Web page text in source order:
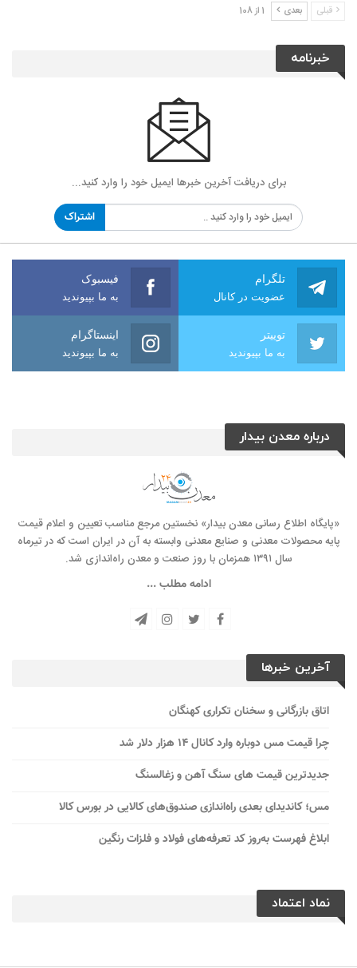
قبلی بعدی 1 از 108
خبرنامه
برای دریافت آخرین خبرها ایمیل خود را وارد کنید...
اشتراک
تلگرام
عضویت در کانال
فیسبوک
به ما بپیوندید
توییتر
به ما بپیوندید
اینستاگرام
به ما بپیوندید
درباره معدن بیدار
«پایگاه اطلاع رسانی معدن بیدار» نخستین مرجع مناسب تعیین و اعلام قیمت
پایه محصولات معدنی و صنایع معدنی وابسته به آن در ایران است که در تیرماه
سال ۱۳۹۱ همزمان با روز صنعت و معدن راه‌‌اندازی شد.
ادامه مطلب ...
آخرین خبرها
اتاق بازرگانی و سخنان تکراری کهنگان
چرا قیمت مس دوباره وارد کانال ۱۴ هزار دلار شد
جدیدترین قیمت های سنگ آهن و زغالسنگ
مس؛ کاندیدای بعدی راه‌اندازی صندوق‌های کالایی در بورس کالا
ابلاغ فهرست به‌روز کد تعرفه‌های فولاد و فلزات رنگین
نماد اعتماد